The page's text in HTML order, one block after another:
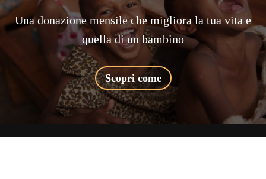
Una donazione mensile che migliora la tua vita e
quella di un bambino
Scopri come